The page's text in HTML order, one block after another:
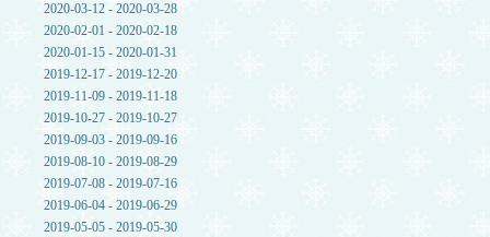
2020-03-12 - 2020-03-28
2020-02-01 - 2020-02-18
2020-01-15 - 2020-01-31
2019-12-17 - 2019-12-20
2019-11-09 - 2019-11-18
2019-10-27 - 2019-10-27
2019-09-03 - 2019-09-16
2019-08-10 - 2019-08-29
2019-07-08 - 2019-07-16
2019-06-04 - 2019-06-29
2019-05-05 - 2019-05-30